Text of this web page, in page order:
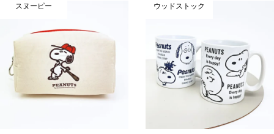
スヌーピー ウッドストック